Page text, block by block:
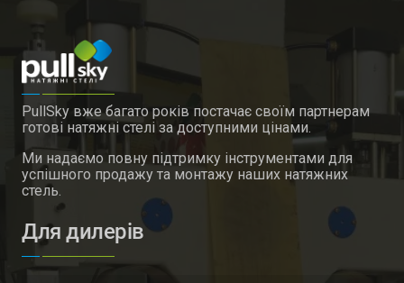
PullSky вже багато років постачає своїм партнерам
готові натяжні стелі за доступними цінами.
Ми надаємо повну підтримку інструментами для
успішного продажу та монтажу наших натяжних
стель.
Для дилерів